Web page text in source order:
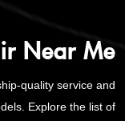
Near Me
quality service and
Explore the list of